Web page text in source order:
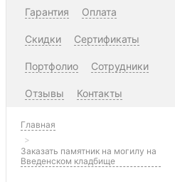
Гарантия Оплата
Скидки Сертификаты
Портфолио Сотрудники
Отзывы Контакты
Главная
Заказать памятник на могилу на
Введенском кладбище